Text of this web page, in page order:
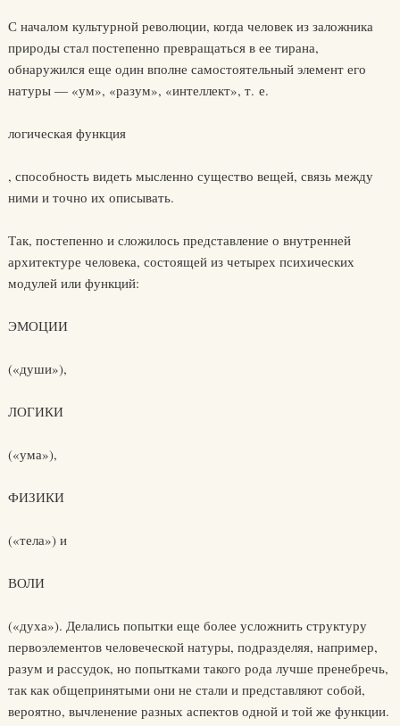
С началом культурной революции, когда человек из заложника
природы стал постепенно превращаться в ее тирана,
обнаружился еще один вполне самостоятельный элемент его
натуры — «ум», «разум», «интеллект», т. е.
логическая функция
, способность видеть мысленно существо вещей, связь между
ними и точно их описывать.
Так, постепенно и сложилось представление о внутренней
архитектуре человека, состоящей из четырех психических
модулей или функций:
ЭМОЦИИ
(«души»),
ЛОГИКИ
(«ума»),
ФИЗИКИ
(«тела») и
ВОЛИ
(«духа»). Делались попытки еще более усложнить структуру
первоэлементов человеческой натуры, подразделяя, например,
разум и рассудок, но попытками такого рода лучше пренебречь,
так как общепринятыми они не стали и представляют собой,
вероятно, вычленение разных аспектов одной и той же функции.